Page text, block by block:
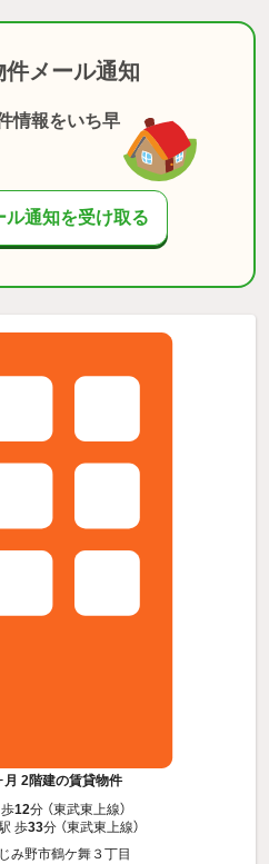
件メール通知
情報をいち早
ル通知を受け取る
2階建の賃貸物件
12分 （東武東上線）
歩33分 （東武東上線）
み野市鶴ケ舞３丁目